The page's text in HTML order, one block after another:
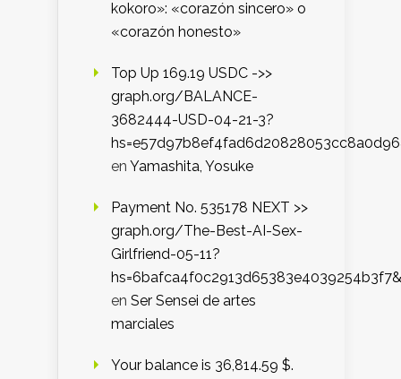
kokoro»: «corazón sincero» o
«corazón honesto»
Top Up 169.19 USDC ->>
graph.org/BALANCE-
3682444-USD-04-21-3?
en Yamashita, Yosuke
Payment No. 535178 NEXT >>
graph.org/The-Best-AI-Sex-
Girlfriend-05-11?
hs=6bafca4f0c2913d65383e4039254b3f7&
en Ser Sensei de artes
marciales
Your balance is 36,814.59 $.